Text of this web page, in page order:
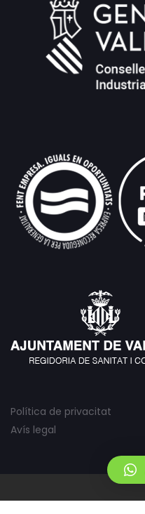
Política de privacitat
Avís legal